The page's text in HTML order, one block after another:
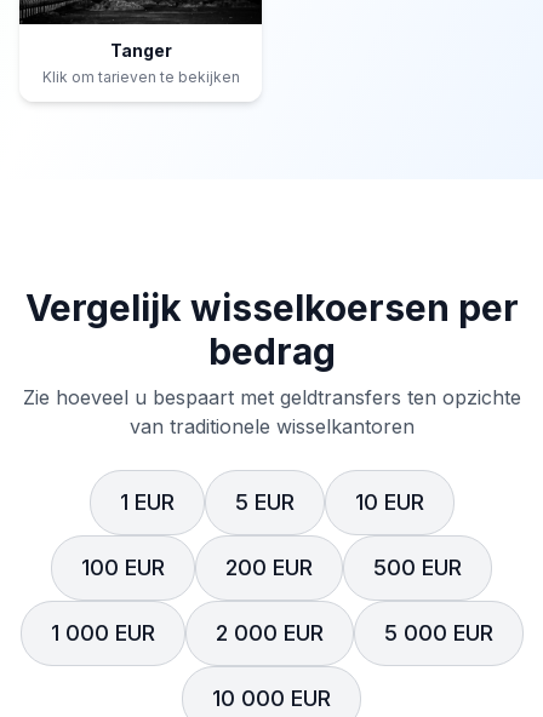
Tanger
Klik om tarieven te bekijken
Vergelijk wisselkoersen per
bedrag
Zie hoeveel u bespaart met geldtransfers ten opzichte
van traditionele wisselkantoren
1 EUR 5 EUR 10 EUR
100 EUR 200 EUR 500 EUR
1 000 EUR 2 000 EUR 5 000 EUR
10 000 EUR